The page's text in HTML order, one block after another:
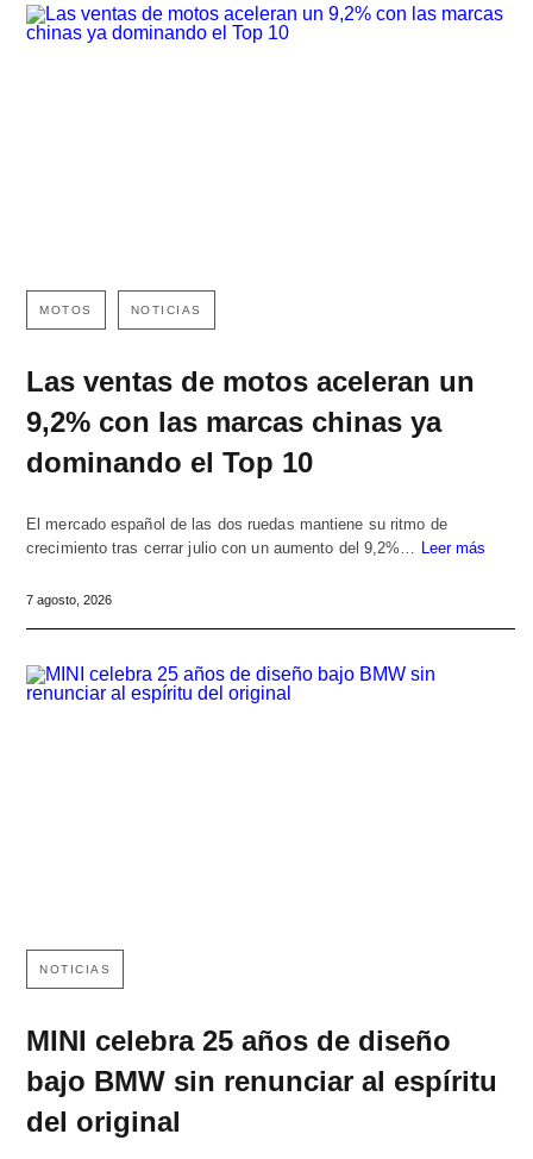
MOTOS NOTICIAS
Las ventas de motos aceleran un
9,2% con las marcas chinas ya
dominando el Top 10
El mercado español de las dos ruedas mantiene su ritmo de
crecimiento tras cerrar julio con un aumento del 9,2%… Leer más
7 agosto, 2026
NOTICIAS
MINI celebra 25 años de diseño
bajo BMW sin renunciar al espíritu
del original